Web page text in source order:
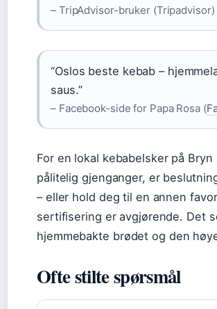
– TripAdvisor-bruker (Tripadvisor)
“Oslos beste kebab –
saus.”
– Facebook-side for Papa Rosa (
For en lokal kebabelsker på
pålitelig gjenganger, er
– eller hold deg til en annen
sertifisering er avgjørende. Det
hjemmebakte brødet og den
Ofte stilte spørsmål